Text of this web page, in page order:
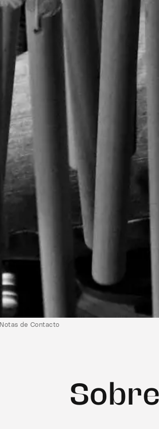
Notas de Contacto